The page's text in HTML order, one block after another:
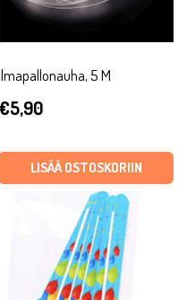
5 M
€5,90
LISÄÄ OSTOSKORIIN